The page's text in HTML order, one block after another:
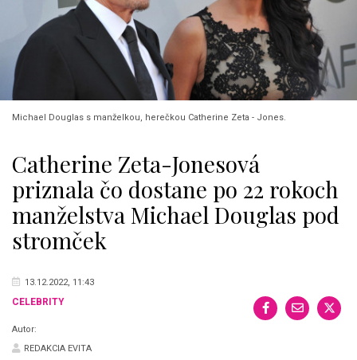
Michael Douglas s manželkou, herečkou Catherine Zeta - Jones.
Catherine Zeta-Jonesová
priznala čo dostane po 22 rokoch
manželstva Michael Douglas pod
stromček
13.12.2022, 11:43
CELEBRITY
Autor:
REDAKCIA EVITA